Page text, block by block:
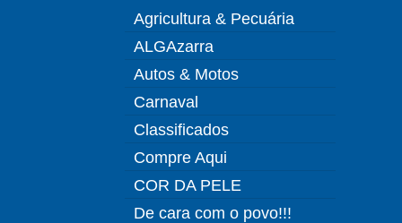
Agricultura & Pecuária
ALGAzarra
Autos & Motos
Carnaval
Classificados
Compre Aqui
COR DA PELE
De cara com o povo!!!